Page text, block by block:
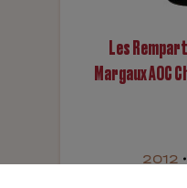
Les
Margaux AOC
2012